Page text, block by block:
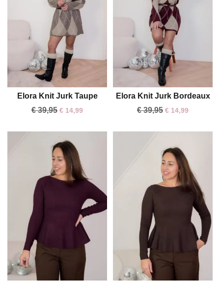
One size
Elora Knit Jurk Taupe
€39,95 € 14,99
One size
Elora Knit Jurk Bordeaux
€39,95 € 14,99